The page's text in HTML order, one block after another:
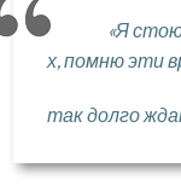
«Я
х, помню эти
так долго